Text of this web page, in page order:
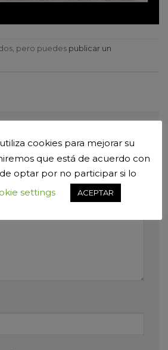
pero puedes publicar un
electrónico no será
obligatorios están
cookies para mejorar su
que está de acuerdo con
optar por no participar si lo
settings ACEPTAR